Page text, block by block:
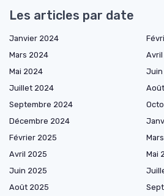
Les articles par date
Janvier 2024
Mars 2024
Mai 2024
Juin
Juillet 2024
Septembre 2024
Décembre 2024
Février 2025
Avril 2025
Mai
Juin 2025
Août 2025